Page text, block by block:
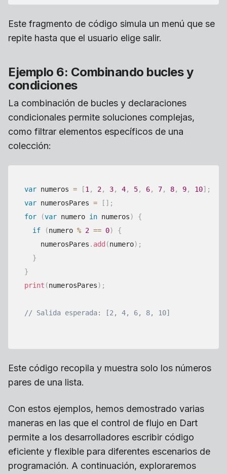
Este fragmento de código simula un menú que se
repite hasta que el usuario elige salir.
Ejemplo 6: Combinando bucles y
condiciones
La combinación de bucles y declaraciones
condicionales permite soluciones complejas,
como filtrar elementos específicos de una
colección:
var numeros = [1, 2, 3, 4, 5, 6, 7, 8, 9, 10] ;
var numerosPares = [ ] ;
for
(var numero in numeros)
{
if
(numero % 2 == 0)
{
    numerosPares
. add (numero) ;
}
}
print (numerosPares) ;
// Salida esperada: [2, 4, 6, 8, 10]
Este código recopila y muestra solo los números
pares de una lista.
Con estos ejemplos, hemos demostrado varias
maneras en las que el control de flujo en Dart
permite a los desarrolladores escribir código
eficiente y flexible para diferentes escenarios de
programación. A continuación, exploraremos